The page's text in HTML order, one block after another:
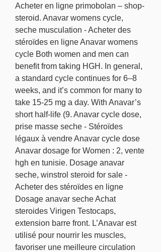
Acheter en ligne primobolan – shop-
steroid. Anavar womens cycle,
seche musculation - Acheter des
stéroïdes en ligne Anavar womens
cycle Both women and men can
benefit from taking HGH. In general,
a standard cycle continues for 6–8
weeks, and it’s common for many to
take 15-25 mg a day. With Anavar’s
short half-life (9. Anavar cycle dose,
prise masse seche - Stéroïdes
légaux à vendre Anavar cycle dose
Anavar dosage for Women : 2, vente
hgh en tunisie. Dosage anavar
seche, winstrol steroid for sale -
Acheter des stéroïdes en ligne
Dosage anavar seche Achat
steroides Virigen Testocaps,
extension barre front. L’Anavar est
utilisé pour nourrir les muscles,
favoriser une meilleure circulation